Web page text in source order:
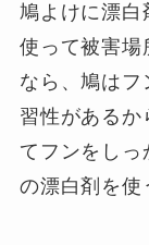
鳩よけに漂白
使って被害場
なら、鳩はフ
習性があるか
てフンをしっ
の漂白剤を使